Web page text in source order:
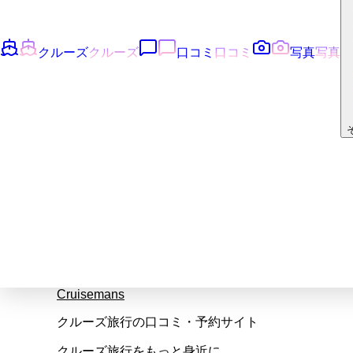
クルーズクルーズ 口コミ 口コミ 写真写真
Cruisemans
クルーズ旅行の口コミ・予約サイト